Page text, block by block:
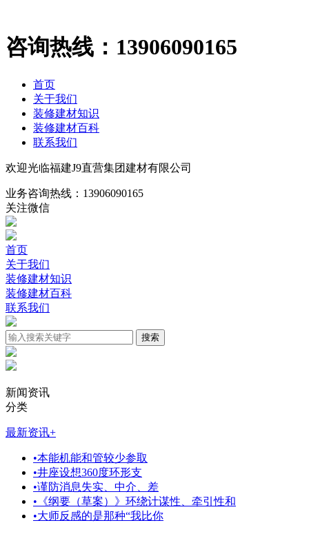
咨询热线： 13906090165
首页
关于我们
装修建材知识
装修建材百科
联系我们
欢迎光临福建J9直营集团建材有限公司
业务咨询热线： 13906090165
关注微信
首页
关于我们
装修建材知识
装修建材百科
联系我们
新闻资讯
分类
最新资讯+
•本能机能和管较少参取
•井座设想360度环形支
•谨防消息失实、中介、差
• 《纲要（草案）》环绕计谋性、牵引性和
•大师反感的是那种“我比你